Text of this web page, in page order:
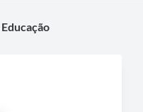
Educação